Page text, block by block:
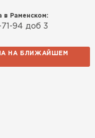
в Раменском:
94 доб 3
НА БЛИЖАЙШЕМ